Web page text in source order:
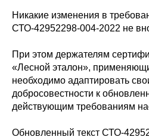
Никакие изменения в
СТО-42952298-004-2022 не
При этом держателям
«Лесной эталон»,
необходимо адаптировать
добросовестности к
действующим требованиям
Обновленный текст СТО-